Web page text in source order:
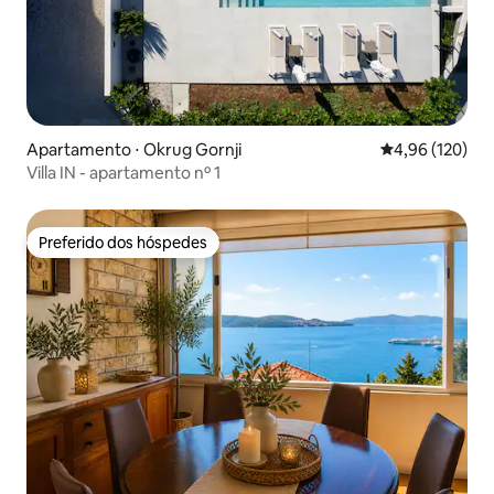
Apartamento ⋅ Okrug Gornji 4,96 de uma
4,96 (120)
Villa IN - apartamento nº 1
Preferido dos hóspedes
Preferido dos hóspedes